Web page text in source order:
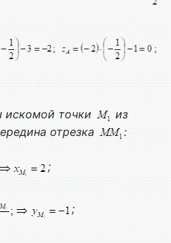
искомой точки
из
отрезка :
;
;